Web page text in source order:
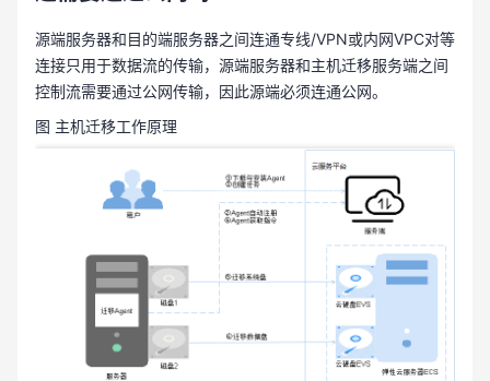
源端服务器和目的端服务器之间连通专线/VPN或内网VPC对等
连接只用于数据流的传输，源端服务器和主机迁移服务端之间
控制流需要通过公网传输，因此源端必须连通公网。
图 主机迁移工作原理